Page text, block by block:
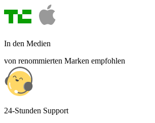
In den Medien
von renommierten Marken empfohlen
24-Stunden Support